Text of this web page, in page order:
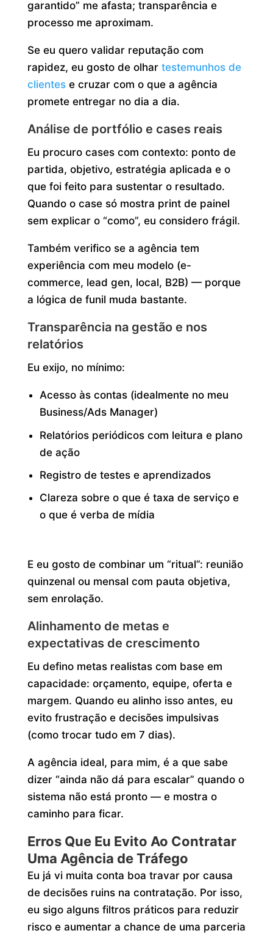
garantido” me afasta; transparência e
processo me aproximam.
Se eu quero validar reputação com
rapidez, eu gosto de olhar testemunhos de
clientese cruzar com o que a agência
promete entregar no dia a dia.
Análise de portfólio e cases reais
Eu procuro cases com contexto: ponto de
partida, objetivo, estratégia aplicada e o
que foi feito para sustentar o resultado.
Quando o case só mostra print de painel
sem explicar o “como”, eu considero frágil.
Também verifico se a agência tem
experiência com meu modelo (e-
commerce, lead gen, local, B2B) — porque
a lógica de funil muda bastante.
Transparência na gestão e nos
relatórios
Eu exijo, no mínimo:
Acesso às contas (idealmente no meu
Business/Ads Manager)
Relatórios periódicos com leitura e plano
de ação
Registro de testes e aprendizados
Clareza sobre o que é taxa de serviço e
o que é verba de mídia
E eu gosto de combinar um “ritual”: reunião
quinzenal ou mensal com pauta objetiva,
sem enrolação.
Alinhamento de metas e
expectativas de crescimento
Eu defino metas realistas com base em
capacidade: orçamento, equipe, oferta e
margem. Quando eu alinho isso antes, eu
evito frustração e decisões impulsivas
(como trocar tudo em 7 dias).
A agência ideal, para mim, é a que sabe
dizer “ainda não dá para escalar” quando o
sistema não está pronto — e mostra o
caminho para ficar.
Erros Que Eu Evito Ao Contratar
Uma Agência de Tráfego
Eu já vi muita conta boa travar por causa
de decisões ruins na contratação. Por isso,
eu sigo alguns filtros práticos para reduzir
risco e aumentar a chance de uma parceria